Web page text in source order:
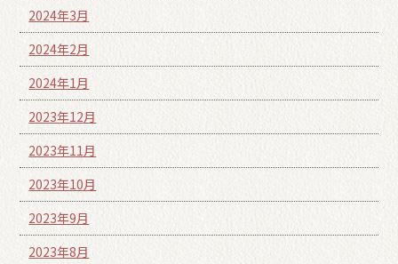
2024年3月
2024年2月
2024年1月
2023年12月
2023年11月
2023年10月
2023年9月
2023年8月